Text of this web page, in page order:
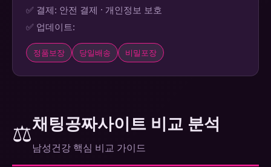
✅ 결제: 안전 결제 · 개인정보 보호
✅ 업데이트:
정품보장 당일배송 비밀포장
⚖️채팅공짜사이트 비교 분석
남성건강 핵심 비교 가이드